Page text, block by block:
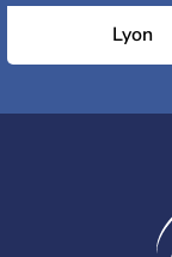
Lyon